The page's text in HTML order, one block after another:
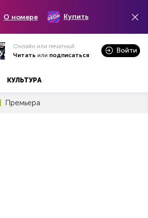
О номере Купить
Онлайн или печатный
Читать или подписаться
Войти
КУЛЬТУРА
Премьера